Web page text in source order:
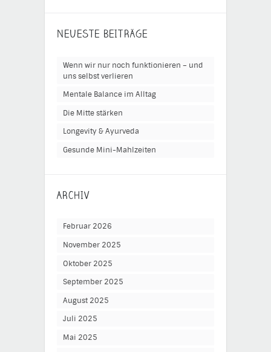
NEUESTE BEITRÄGE
Wenn wir nur noch funktionieren – und
uns selbst verlieren
Mentale Balance im Alltag
Die Mitte stärken
Longevity & Ayurveda
Gesunde Mini-Mahlzeiten
ARCHIV
Februar 2026
November 2025
Oktober 2025
September 2025
August 2025
Juli 2025
Mai 2025